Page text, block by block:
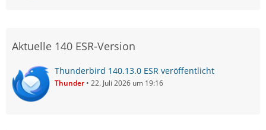
Aktuelle 140 ESR-Version
Thunderbird 140.13.0 ESR veröffentlicht
Thunder 22. Juli 2026 um 19:16